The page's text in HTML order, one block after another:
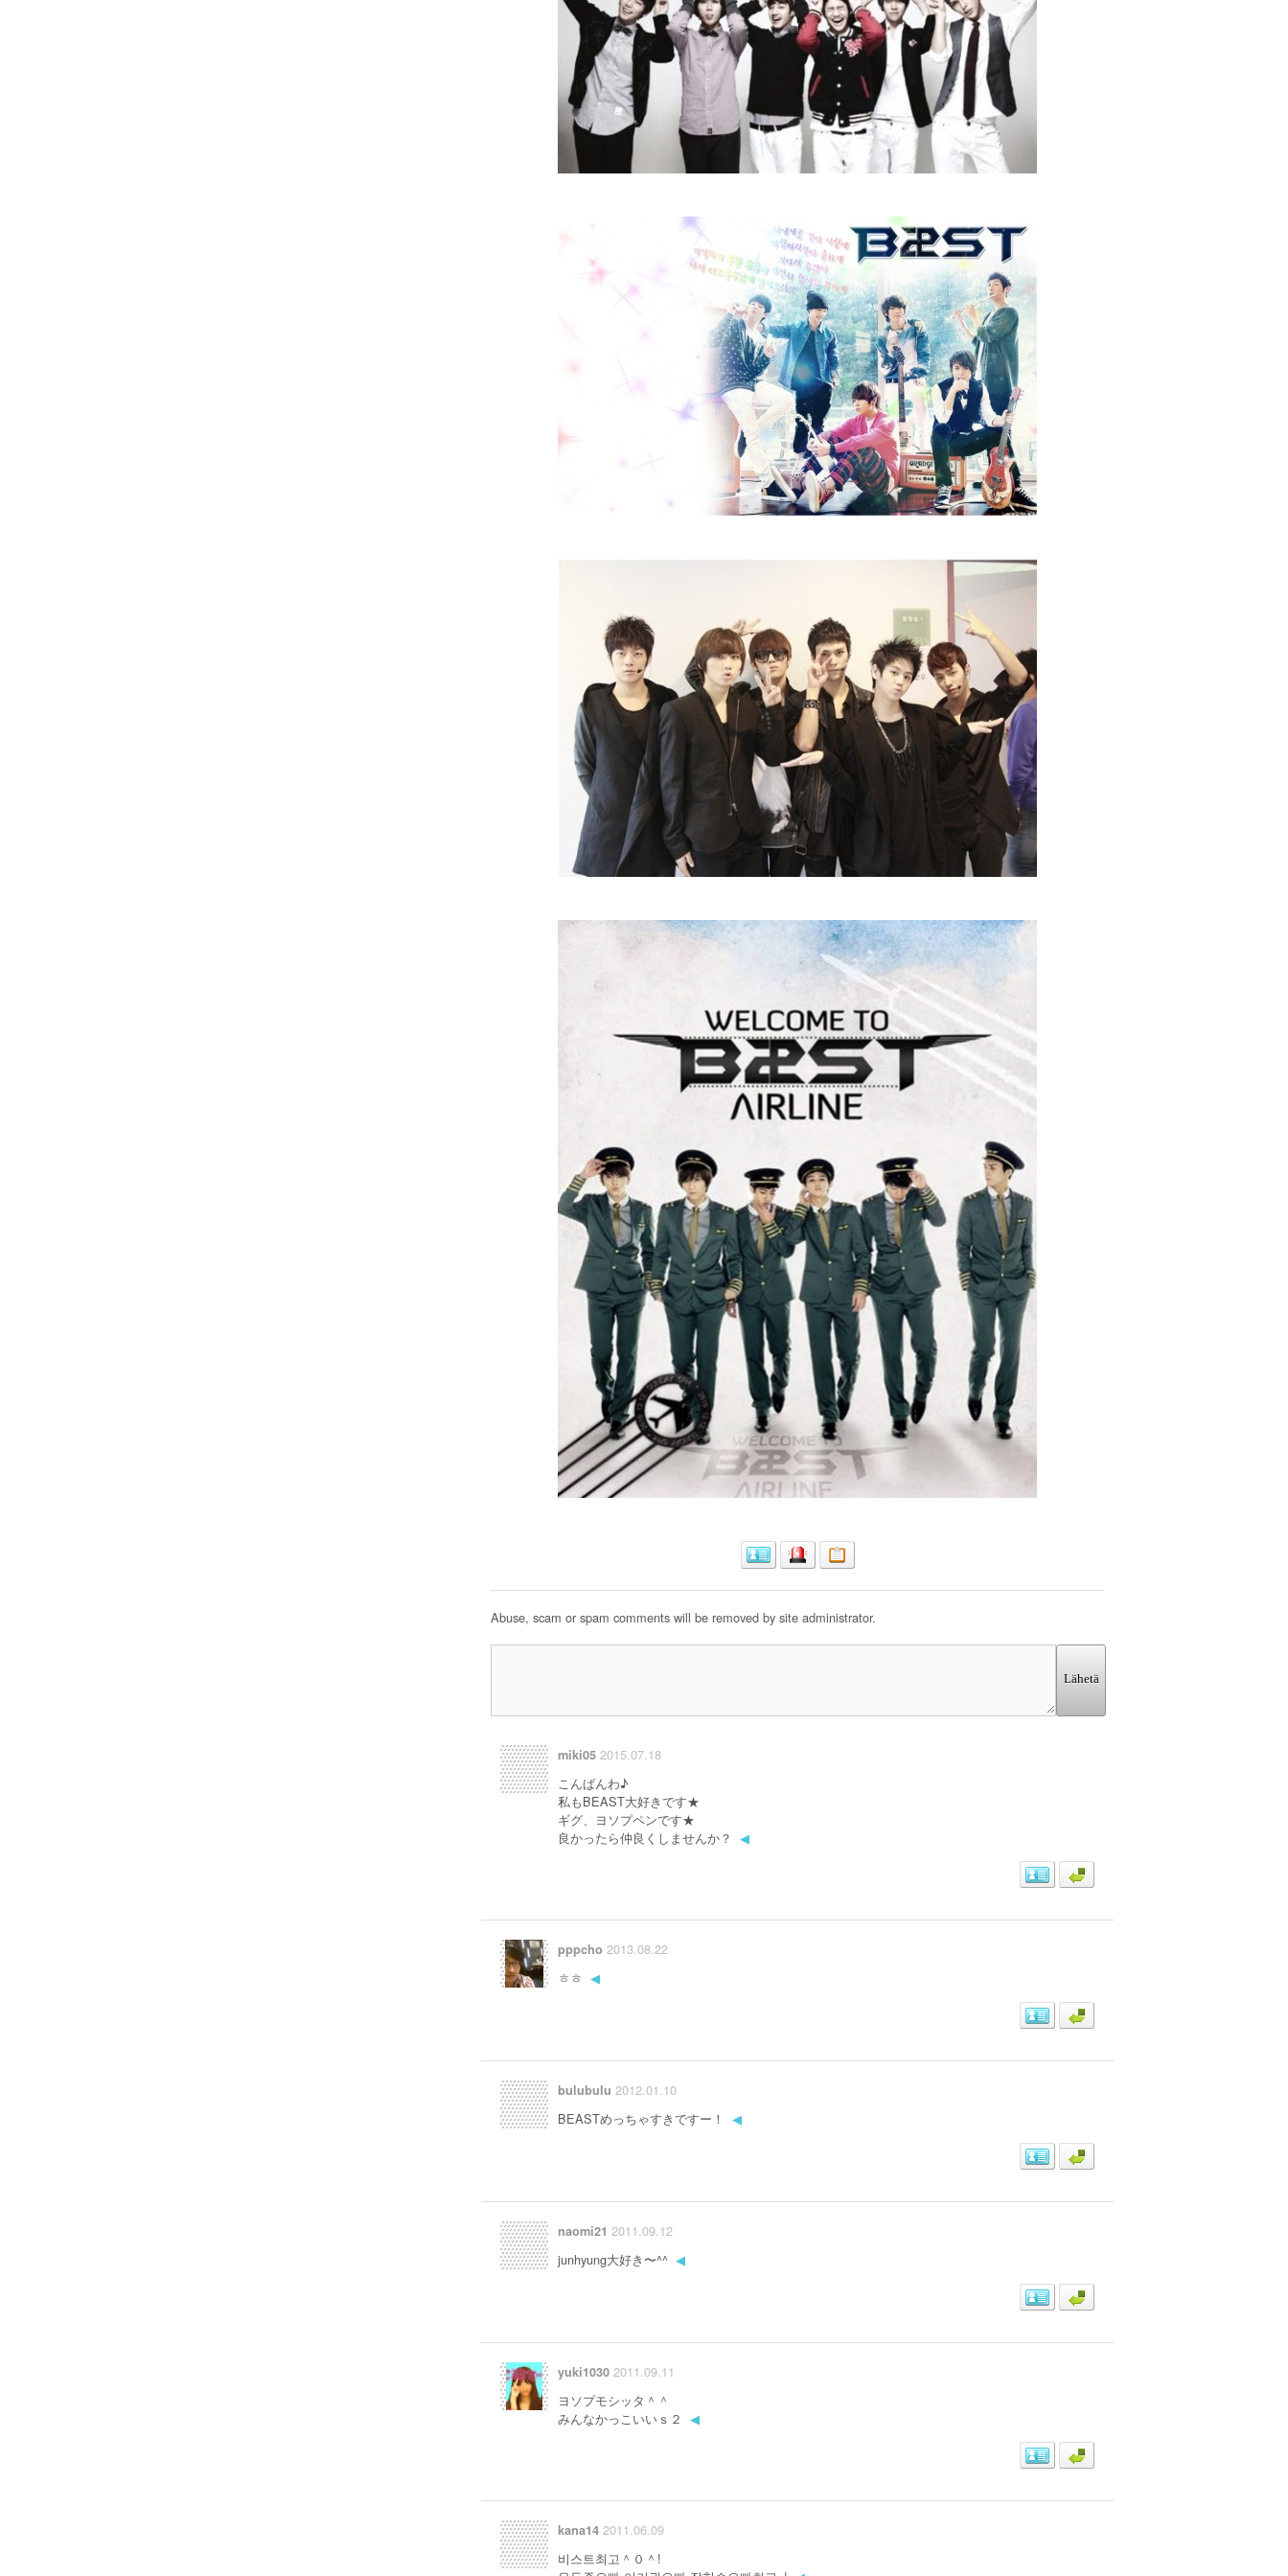
Abuse, scam or spam comments will be removed by site administrator.
Lähetä
miki05 2015.07.18
こんばんわ♪
私もBEAST大好きです★
ギグ、ヨソプペンです★
良かったら仲良くしませんか？ ◀
pppcho 2013.08.22
ㅎㅎ ◀
bulubulu 2012.01.10
BEASTめっちゃすきですー！
◀
naomi21 2011.09.12
junhyung大好き〜^^ ◀
yuki1030 2011.09.11
ヨソプモシッタ＾＾
みんなかっこいいｓ２ ◀
kana14 2011.06.09
비스트최고＾０＾!